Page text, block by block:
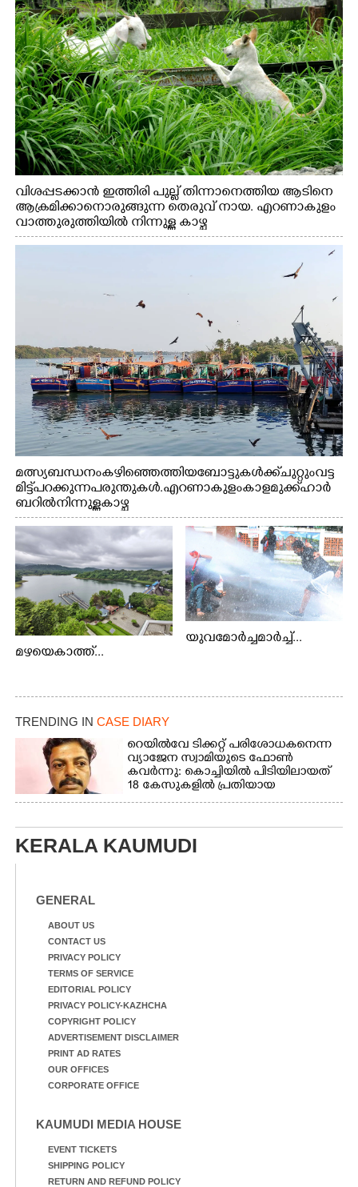
വിശപ്പടക്കാൻ ഇത്തിരി പുല്ല് തിന്നാനെത്തിയ ആടിനെ
ആക്രമിക്കാനൊരുങ്ങുന്ന തെരുവ് നായ. എറണാകുളം
വാത്തുരുത്തിയിൽ നിന്നുള്ള കാഴ്ച
മത്സ്യബന്ധനം കഴിഞ്ഞെത്തിയ ബോട്ടുകൾക്ക് ചുറ്റും വട്ട
മിട്ട് പറക്കുന്ന പരുന്തുകൾ. എറണാകുളം കാളമുക്ക് ഹാർ
ബറിൽ നിന്നുള്ള കാഴ്ച
മഴയെകാത്ത്...
യുവമോർച്ചമാർച്ച്...
TRENDING IN CASE DIARY
റെയിൽവേ ടിക്കറ്റ് പരിശോധകനെന്ന
വ്യാജേന സ്വാമിയുടെ ഫോൺ
കവർന്നു: കൊച്ചിയിൽ പിടിയിലായത്
18 കേസുകളിൽ പ്രതിയായ
തട്ടിപ്പുവീരൻ
KERALA KAUMUDI
GENERAL
ABOUT US
CONTACT US
PRIVACY POLICY
TERMS OF SERVICE
EDITORIAL POLICY
PRIVACY POLICY-KAZHCHA
COPYRIGHT POLICY
ADVERTISEMENT DISCLAIMER
PRINT AD RATES
OUR OFFICES
CORPORATE OFFICE
KAUMUDI MEDIA HOUSE
EVENT TICKETS
SHIPPING POLICY
RETURN AND REFUND POLICY